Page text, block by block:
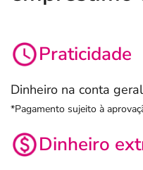
Praticidade
Dinheiro na conta
*Pagamento sujeito à
Dinheiro